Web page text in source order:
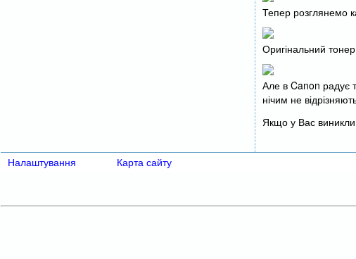
Тепер розглянемо
Оригінальний
Але в Canon радує
нічим не
Якщо у Вас
Налаштування Карта сайту